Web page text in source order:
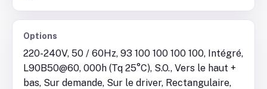
Options
220-240V, 50 / 60Hz, 93 100 100 100 100, Intégré,
L90B50@60, 000h (Tq 25°C), S.O., Vers le haut +
bas, Sur demande, Sur le driver, Rectangulaire,